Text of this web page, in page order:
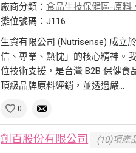
廠商分類： 食品生技保健區-原料
攤位號碼：J116
生資有限公司 (Nutrisense) 成立
信、專業、熱忱」的核心精神。
位技術支援，是台灣 B2B 保健
頂級品牌原料經銷，並透過嚴...
0
創百股份有限公司 (10)項產